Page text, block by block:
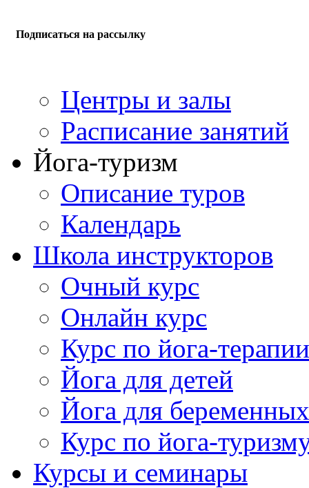
Подписаться на рассылку
Центры и залы
Расписание занятий
Йога-туризм
Описание туров
Календарь
Школа инструкторов
Очный курс
Онлайн курс
Курс по йога-терапии
Йога для детей
Йога для беременных
Курс по йога-
Курсы и семинары